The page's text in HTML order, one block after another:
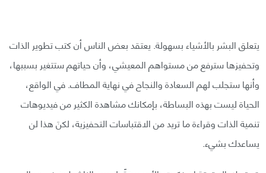
يتعلق البشر بالأشياء بسهولة. يعتقد بعض الناس أن كتب تطوير الذات
وتحفيزها سترفع من مستواهم المعيشي، وأن حياتهم ستتغير بسببها،
وأنها ستجلب لهم السعادة والنجاح في نهاية المطاف. في الواقع،
الحياة ليست بهذه البساطة، بإمكانك مشاهدة الكثير من فيديوهات
تنمية الذات وقراءة ما تريد من الاقتباسات التحفيزية، لكنَ هذا لن
يساعدك بشيء.